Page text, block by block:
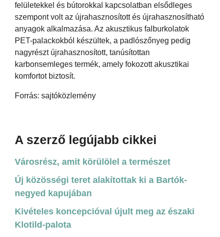
felületekkel és bútorokkal kapcsolatban elsődleges
szempont volt az újrahasznosított és újrahasznosítható
anyagok alkalmazása. Az akusztikus falburkolatok
PET-palackokból készültek, a padlószőnyeg pedig
nagyrészt újrahasznosított, tanúsítottan
karbonsemleges termék, amely fokozott akusztikai
komfortot biztosít.
Forrás: sajtóközlemény
A szerző legújabb cikkei
Városrész, amit körülölel a természet
Új közösségi teret alakítottak ki a Bartók-
negyed kapujában
Kivételes koncepcióval újult meg az északi
Klotild-palota